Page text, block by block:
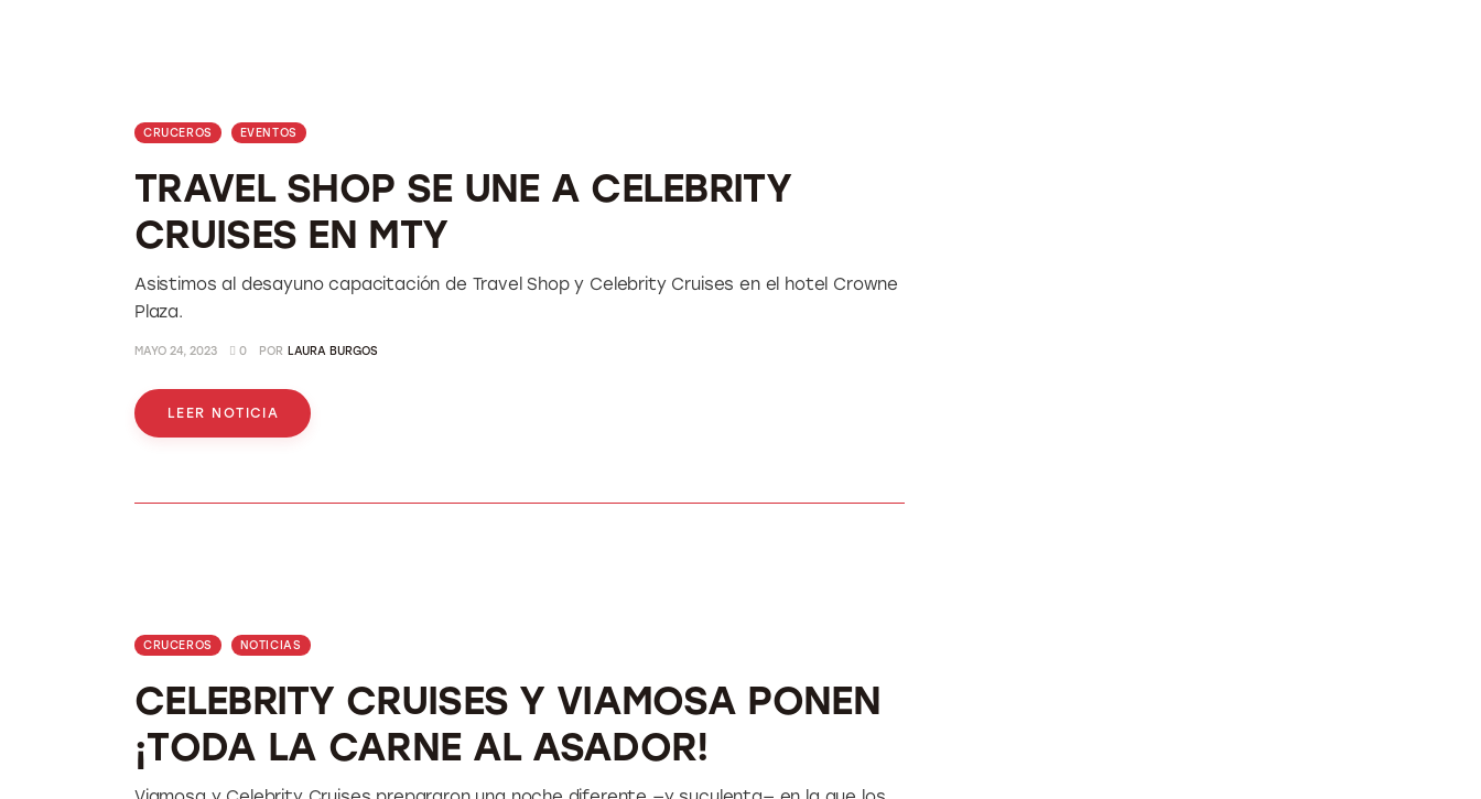
CRUCEROS EVENTOS
TRAVEL SHOP SE UNE A CELEBRITY
CRUISES EN MTY
Asistimos al desayuno capacitación de Travel Shop y Celebrity Cruises en el hotel Crowne
Plaza.
MAYO 24, 2023 0 POR LAURA BURGOS
LEER NOTICIA
CRUCEROS NOTICIAS
CELEBRITY CRUISES Y VIAMOSA PONEN
¡TODA LA CARNE AL ASADOR!